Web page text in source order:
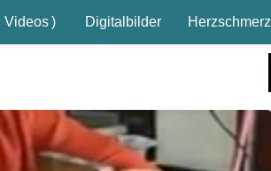
Videos) Digitalbilder Herzschmerz